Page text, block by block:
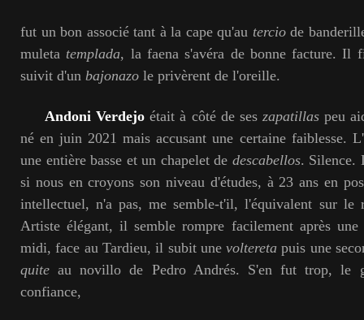
fut un bon associé tant à la cape qu'au terciode
muleta templada, la faena s'avéra de bonne facture. Il
suivit d'un bajonazo le privèrent de l'oreille.
Andoni Verdejo était à côté de seszapatillaspeu
né en juin 2021 mais accusant une certaine faiblesse. L'
une entière basse et un chapelet de descabellos. Silence.
si nous en croyons son niveau d'études, à 23 ans en
intellectuel, n'a pas, me semble-t'il, l'équivalent sur le
Artiste élégant, il semble rompre facilement après une
midi, face au Tardieu, il subit unevoltereta puis une
quite au novillo de Pedro Andrés. S'en fut trop, le
confiance,